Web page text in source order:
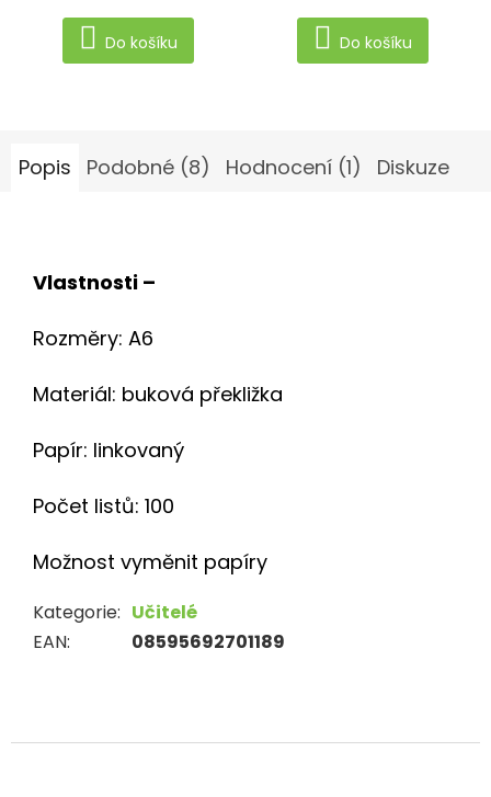
Do košíku Do košíku
Popis Podobné (8) Hodnocení (1) Diskuze
Vlastnosti –
Rozměry: A6
Materiál: buková překližka
Papír: linkovaný
Počet listů: 100
Možnost vyměnit papíry
Kategorie: Učitelé
EAN: 08595692701189